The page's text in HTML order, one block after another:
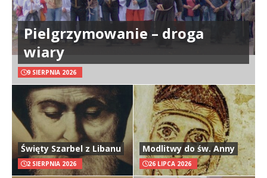
Pielgrzymowanie – droga
wiary
9 SIERPNIA 2026
Święty Szarbel z Libanu
2 SIERPNIA 2026
Modlitwy do św. Anny
26 LIPCA 2026